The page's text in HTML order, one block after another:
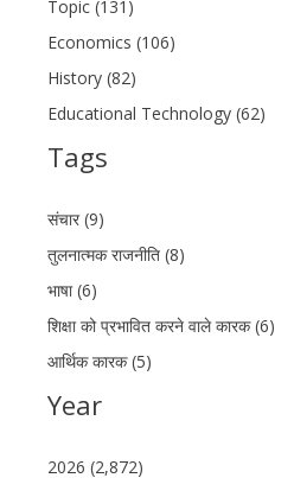
Topic (131)
Economics (106)
History (82)
Educational Technology (62)
Tags
संचार (9)
तुलनात्मक राजनीति (8)
भाषा (6)
शिक्षा को प्रभावित करने वाले कारक (6)
आर्थिक कारक (5)
Year
2026 (2,872)